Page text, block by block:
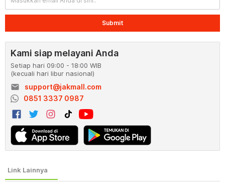
Submit
Kami siap melayani Anda
Setiap hari 09:00 - 18:00 WIB
(kecuali hari libur nasional)
email
support@jakmall.com
0851 3337 0987